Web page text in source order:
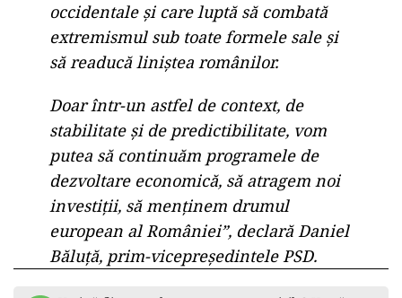
occidentale și care luptă să combată
extremismul sub toate formele sale și
să readucă liniștea românilor.
Doar într-un astfel de context, de
stabilitate și de predictibilitate, vom
putea să continuăm programele de
dezvoltare economică, să atragem noi
investiții, să menținem drumul
european al României”, declară Daniel
Băluță, prim-vicepreședintele PSD.